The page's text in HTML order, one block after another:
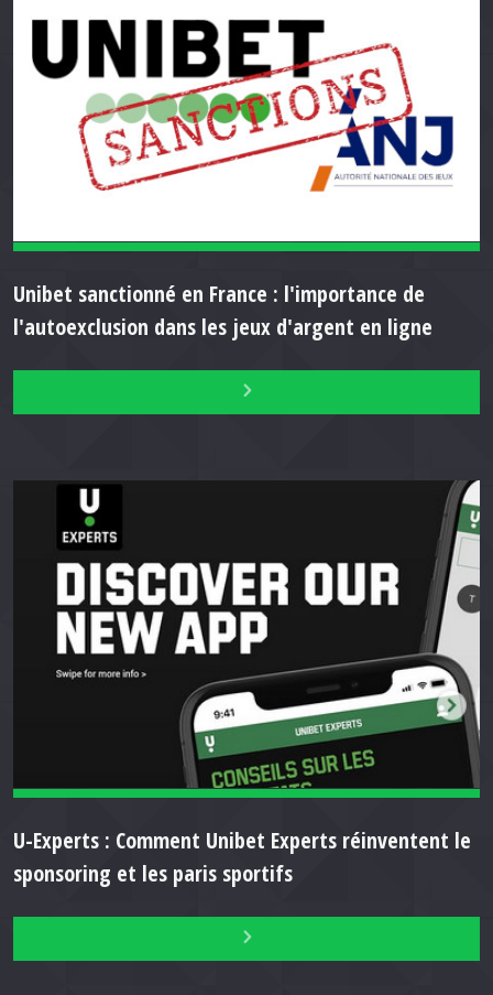
Unibet sanctionné en France : l'importance de
l'autoexclusion dans les jeux d'argent en ligne
U-Experts : Comment Unibet Experts réinventent le
sponsoring et les paris sportifs